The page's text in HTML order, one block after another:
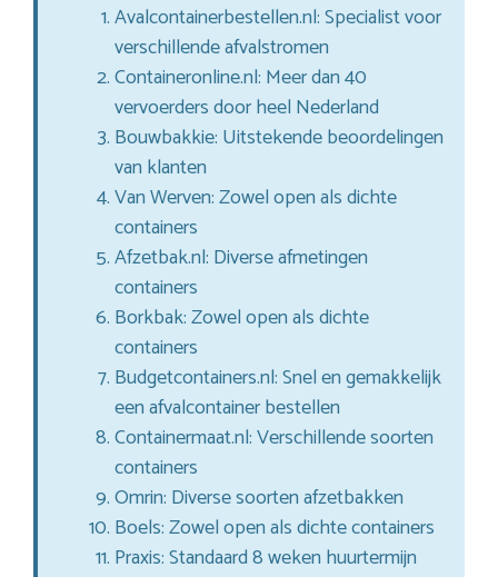
Avalcontainerbestellen.nl: Specialist voor
verschillende afvalstromen
Containeronline.nl: Meer dan 40
vervoerders door heel Nederland
Bouwbakkie: Uitstekende beoordelingen
van klanten
Van Werven: Zowel open als dichte
containers
Afzetbak.nl: Diverse afmetingen
containers
Borkbak: Zowel open als dichte
containers
Budgetcontainers.nl: Snel en gemakkelijk
een afvalcontainer bestellen
Containermaat.nl: Verschillende soorten
containers
Omrin: Diverse soorten afzetbakken
Boels: Zowel open als dichte containers
Praxis: Standaard 8 weken huurtermijn